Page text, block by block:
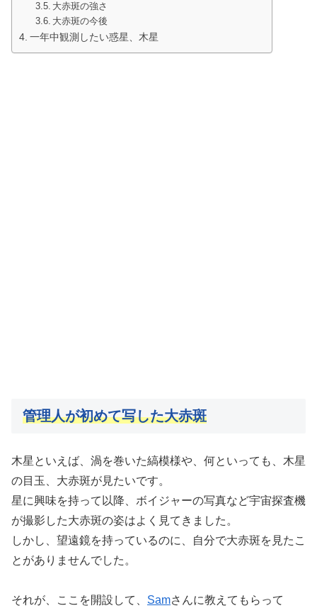
大赤斑の強さ
大赤斑の今後
一年中観測したい惑星、木星
管理人が初めて写した大赤斑
木星といえば、渦を巻いた縞模様や、何といっても、木星
の目玉、大赤斑が見たいです。
星に興味を持って以降、ボイジャーの写真など宇宙探査機
が撮影した大赤斑の姿はよく見てきました。
しかし、望遠鏡を持っているのに、自分で大赤斑を見たこ
とがありませんでした。
それが、ここを開設して、 Samさんに教えてもらって